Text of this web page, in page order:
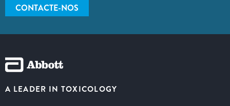
CONTACTE-NOS
A LEADER IN TOXICOLOGY